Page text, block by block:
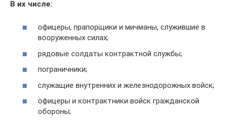
В их числе:
офицеры, прапорщики и мичманы, служившие в
вооруженных силах;
рядовые солдаты контрактной службы;
пограничники;
служащие внутренних и железнодорожных войск;
офицеры и контрактники войск гражданской
обороны;